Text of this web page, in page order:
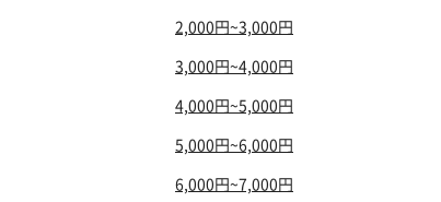
2,000円~3,000円
3,000円~4,000円
4,000円~5,000円
5,000円~6,000円
6,000円~7,000円